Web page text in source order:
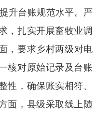
台账规范水平。严
，扎实开展畜牧业调
，要求乡村两级对电
核对原始记录及台账
性，确保账实相符、
面， 县级采取线上随